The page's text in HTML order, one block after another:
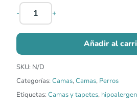
- +
Añadir al
SKU: N/D
Categorías: Camas,Camas, Perros
Etiquetas: Camas y tapetes,